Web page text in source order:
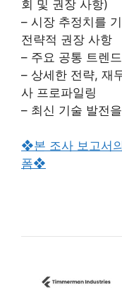
회 및 권장 사항)
– 시장 추정치를
전략적 권장 사항
– 주요 공통 트렌
– 상세한 전략, 재
사 프로파일링
– 최신 기술 발전
❖본 조사 보고서
폼❖